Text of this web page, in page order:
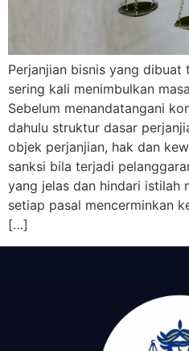
Perjanjian bisnis yang dibuat
sering kali menimbulkan
Sebelum menandatangani
dahulu struktur dasar
objek perjanjian, hak dan
sanksi bila terjadi
yang jelas dan hindari istilah
setiap pasal mencerminkan
[…]